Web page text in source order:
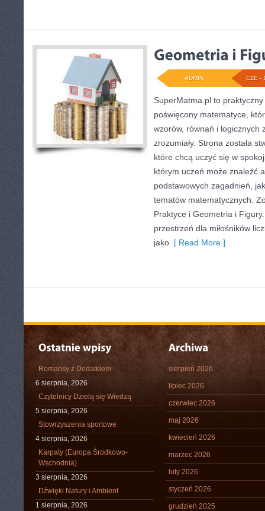
CZE -
ADMIN
SuperMatma.pl to
poświęcony matematyce,
wzorów, równań i logicznych
zrozumiały. Strona została
które chcą uczyć się w
którym uczeń może znaleźć
podstawowych zagadnień,
tematów matematycznych.
Praktyce i Geometria i
przestrzeń dla miłośników
jako [ Read More ]
Romansy z Dodatkiem
6 sierpnia, 2026
Czytelnicy Dzielą się Wiedzą
5 sierpnia, 2026
Stowrzyszenia sportowe
4 sierpnia, 2026
Karpaty (Europa Środkowo-
Wschodnia)
3 sierpnia, 2026
Dźwięki Natury i Ambient
1 sierpnia, 2026
sierpień 2026
lipiec 2026
czerwiec 2026
maj 2026
kwiecień 2026
marzec 2026
luty 2026
styczeń 2026
grudzień 2025